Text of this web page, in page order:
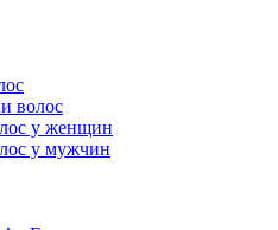
волос
у женщин
у мужчин